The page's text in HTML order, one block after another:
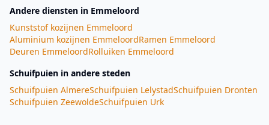
Andere diensten in Emmeloord
Kunststof kozijnen Emmeloord
Aluminium kozijnen EmmeloordRamen Emmeloord
Deuren EmmeloordRolluiken Emmeloord
Schuifpuien in andere steden
Schuifpuien AlmereSchuifpuien LelystadSchuifpuien Dronten
Schuifpuien ZeewoldeSchuifpuien Urk